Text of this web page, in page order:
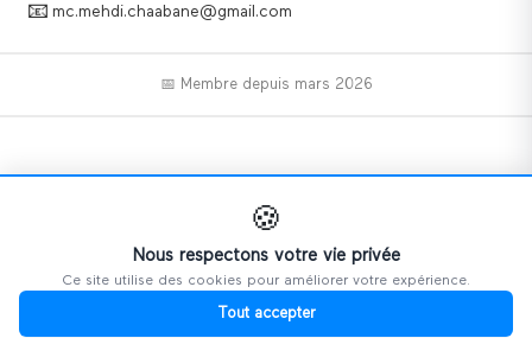
📧 mc.mehdi.chaabane@gmail.com
📅 Membre depuis mars 2026
📝
Ce profil n'a pas encore ajouté d'informations.
🍪
Nous respectons votre vie privée
Ce site utilise des cookies pour améliorer votre expérience.
Tout accepter